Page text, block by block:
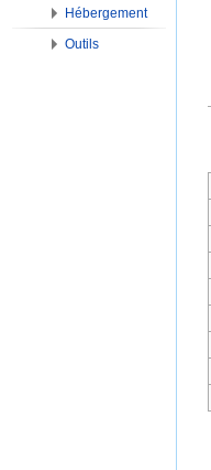
Hébergement
Outils